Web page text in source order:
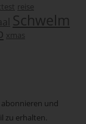
reise
Schwelm
xmas
abonnieren und
zu erhalten.